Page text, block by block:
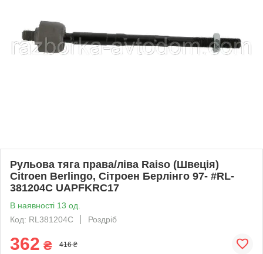
Рульова тяга права/ліва Raiso (Швеція)
Citroen Berlingo, Сітроен Берлінго 97- #RL-
381204C UAPFKRC17
В наявності 13 од.
Код: RL381204C
Роздріб
362 ₴ 416 ₴